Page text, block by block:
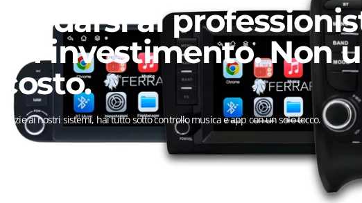
Affidarsi ai
un investimento. Non
costo.
Grazie ai nostri sistemi, hai tutto sotto controllo musica e app con un solo tocco.